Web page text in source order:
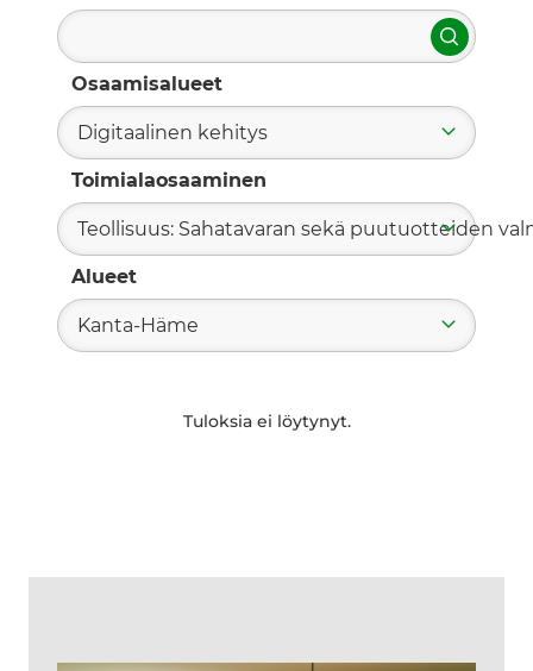
Hae
Osaamisalueet
Digitaalinen kehitys
Toimialaosaaminen
Teollisuus: Sahatavaran sekä puutuotteiden
Alueet
Kanta-Häme
Tuloksia ei löytynyt.